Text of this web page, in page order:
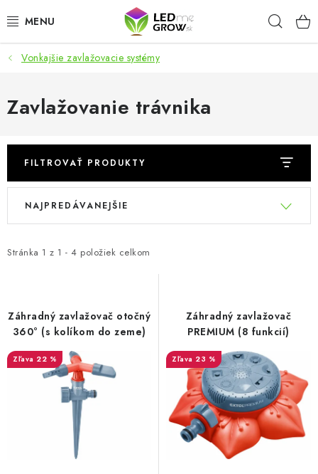
na
AKCIE
LED OSVETLENIE PRE RASTLINY
MICROGREENS
SMART GARDEN
Obchodné podmienky
Predávané značky
Kontakt
Podmienky o ochrane osobných údajov
Vonkajšie zavlažovacie systémy
Zavlažovanie trávnika
FILTROVAŤ PRODUKTY
V
i
r
o
d
u
Stránka 1 z 1 - 4 položiek celkom
R
e
e
p
r
o
NAJPREDÁVANEJŠIE
Záhradný zavlažovač otočný
360° (s kolíkom do zeme)
22 %
Záhradný zavlažovač
PREMIUM (8 funkcií)
23 %